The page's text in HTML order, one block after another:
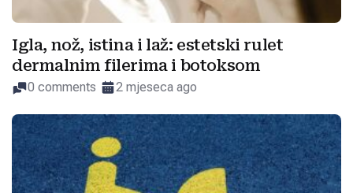
Igla, nož, istina i laž: estetski rulet
dermalnim filerima i botoksom
0 comments 2 mjeseca ago